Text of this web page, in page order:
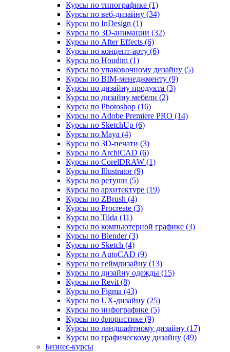
Курсы по типографике (1)
Курсы по веб‑дизайну (34)
Курсы по InDesign (1)
Курсы по 3D‑анимации (32)
Курсы по After Effects (6)
Курсы по концепт‑арту (6)
Курсы по Houdini (1)
Курсы по упаковочному дизайну (5)
Курсы по BIM‑менеджменту (9)
Курсы по дизайну продукта (3)
Курсы по дизайну мебели (2)
Курсы по Photoshop (16)
Курсы по Adobe Premiere PRO (14)
Курсы по SketchUp (6)
Курсы по Maya (4)
Курсы по 3D-печати (3)
Курсы по ArchiCAD (6)
Курсы по CorelDRAW (1)
Курсы по Illustrator (9)
Курсы по ретуши (5)
Курсы по архитектуре (19)
Курсы по ZBrush (4)
Курсы по Procreate (3)
Курсы по Tilda (11)
Курсы по компьютерной графике (3)
Курсы по Blender (3)
Курсы по Sketch (4)
Курсы по AutoCAD (9)
Курсы по геймдизайну (13)
Курсы по дизайну одежды (15)
Курсы по Revit (8)
Курсы по Figma (43)
Курсы по UX‑дизайну (25)
Курсы по инфографике (5)
Курсы по флористике (9)
Курсы по ландшафтному дизайну (17)
Курсы по графическому дизайну (49)
Бизнес-курсы